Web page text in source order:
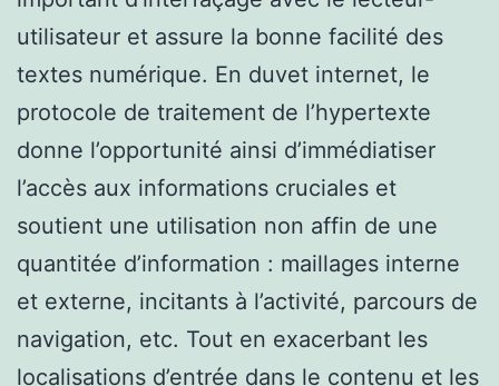
utilisateur et assure la bonne facilité des
textes numérique. En duvet internet, le
protocole de traitement de l’hypertexte
donne l’opportunité ainsi d’immédiatiser
l’accès aux informations cruciales et
soutient une utilisation non affin de une
quantitée d’information : maillages interne
et externe, incitants à l’activité, parcours de
navigation, etc. Tout en exacerbant les
localisations d’entrée dans le contenu et les